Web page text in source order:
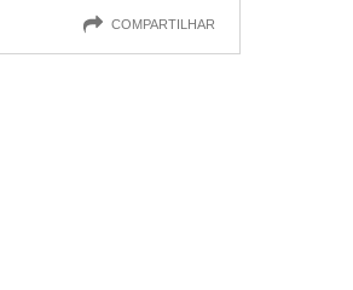
COMPARTILHAR